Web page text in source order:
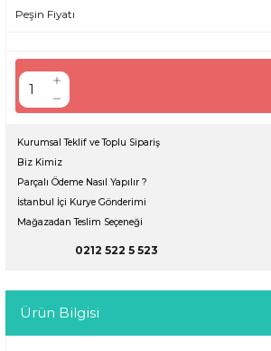
Peşin Fiyatı
Kurumsal Teklif ve Toplu Sipariş
Biz Kimiz
Parçalı Ödeme Nasıl Yapılır ?
İstanbul İçi Kurye Gönderimi
Mağazadan Teslim Seçeneği
0212 522 5 523
Ürün Bilgisi